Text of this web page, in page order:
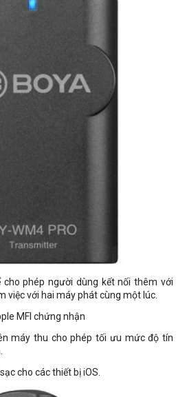
cho phép người dùng kết nối thêm với
việc với hai máy phát cùng một lúc.
MFI chứng nhận
máy thu cho phép tối ưu mức độ tín
cho các thiết bị iOS.